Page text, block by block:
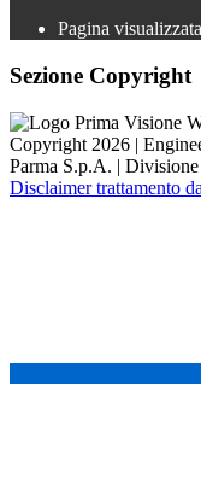
Pagina visualizzata
Sezione Copyright
Copyright 2026 |
Parma S.p.A. |
Disclaimer trattamento